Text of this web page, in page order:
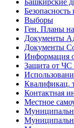
Безопасность
Выборы
Ген. Планы
Документы
Документы
Информация
Защита от
Квалификац.
Контактная
Местное